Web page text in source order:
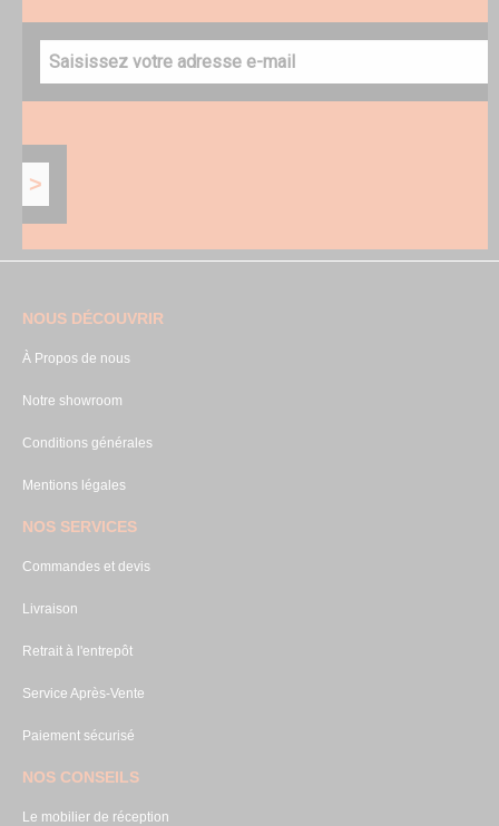
NOUS DÉCOUVRIR
À Propos de nous
Notre showroom
Conditions générales
Mentions légales
NOS SERVICES
Commandes et devis
Livraison
Retrait à l'entrepôt
Service Après-Vente
Paiement sécurisé
NOS CONSEILS
Le mobilier de réception